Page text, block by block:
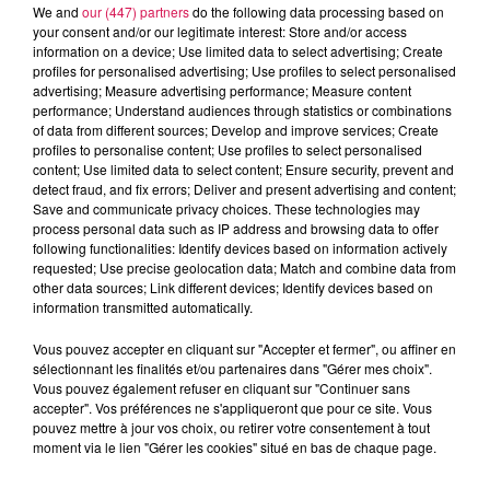
0h00 - 6h00
Les hits de Canal FM
We and our (447) partnersdo the following data processing based on
your consent and/or our legitimate interest: Store and/or access
information on a device; Use limited data to select advertising; Create
profiles for personalised advertising; Use profiles to select personalised
advertising; Measure advertising performance; Measure content
performance; Understand audiences through statistics or combinations
of data from different sources; Develop and improve services; Create
profiles to personalise content; Use profiles to select personalised
content; Use limited data to select content; Ensure security, prevent and
detect fraud, and fix errors; Deliver and present advertising and content;
Save and communicate privacy choices. These technologies may
process personal data such as IP address and browsing data to offer
following functionalities: Identify devices based on information actively
requested; Use precise geolocation data; Match and combine data from
other data sources; Link different devices; Identify devices based on
information transmitted automatically.
Vous pouvez accepter en cliquant sur "Accepter et fermer", ou affiner en
sélectionnant les finalités et/ou partenaires dans "Gérer mes choix".
Vous pouvez également refuser en cliquant sur "Continuer sans
accepter". Vos préférences ne s'appliqueront que pour ce site. Vous
pouvez mettre à jour vos choix, ou retirer votre consentement à tout
moment via le lien "Gérer les cookies" situé en bas de chaque page.